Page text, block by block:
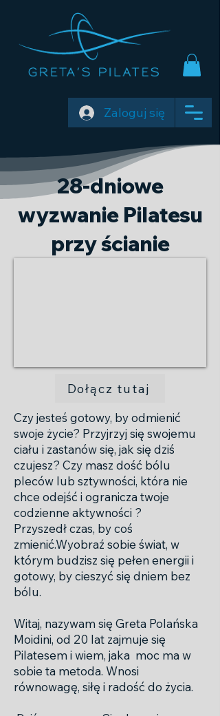
Zaloguj się
28-dniowe
wyzwanie Pilatesu
przy ścianie
Dołącz tutaj
Czy jesteś gotowy, by odmienić
swoje życie? Przyjrzyj się swojemu
ciału i zastanów się, jak się dziś
czujesz? Czy masz dość bólu
pleców lub sztywności, która nie
chce odejść i ogranicza twoje
codzienne aktywności ?
Przyszedł czas, by coś
zmienić.Wyobraź sobie świat, w
którym budzisz się pełen energii i
gotowy, by cieszyć się dniem bez
bólu.
Witaj, nazywam się Greta Polańska
Moidini, od 20 lat zajmuje się
Pilatesem i wiem, jaka moc ma w
sobie ta metoda. Wnosi
równowagę, siłę i radość do życia.